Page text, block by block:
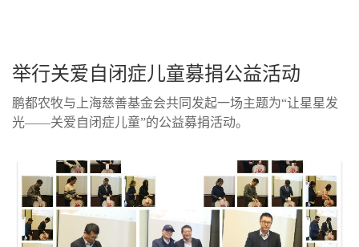
举行关爱自闭症儿童募捐公益活动
鹏都农牧与上海慈善基金会共同发起一场主题为“让星星发
光——关爱自闭症儿童”的公益募捐活动。